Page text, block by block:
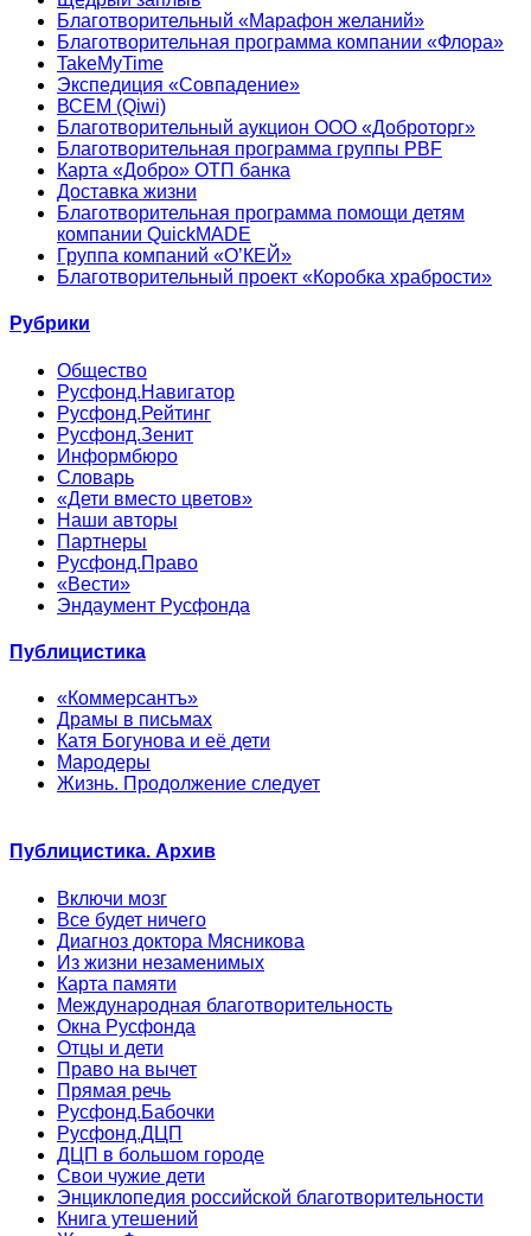
Благотворительный «Марафон желаний»
Благотворительная программа компании «Флора»
TakeMyTime
Экспедиция «Совпадение»
ВСЕМ (Qiwi)
Благотворительный аукцион ООО «Доброторг»
Благотворительная программа группы PBF
Карта «Добро» ОТП банка
Доставка жизни
Благотворительная программа помощи детям
компании QuickMADE
Группа компаний «О’КЕЙ»
Благотворительный проект «Коробка храбрости»
Рубрики
Общество
Русфонд.Навигатор
Русфонд.Рейтинг
Русфонд.Зенит
Информбюро
Словарь
«Дети вместо цветов»
Наши авторы
Партнеры
Русфонд.Право
«Вести»
Эндаумент Русфонда
Публицистика
«Коммерсантъ»
Драмы в письмах
Катя Богунова и её дети
Мародеры
Жизнь. Продолжение следует
Публицистика. Архив
Включи мозг
Все будет ничего
Диагноз доктора Мясникова
Из жизни незаменимых
Карта памяти
Международная благотворительность
Окна Русфонда
Отцы и дети
Право на вычет
Прямая речь
Русфонд.Бабочки
Русфонд.ДЦП
ДЦП в большом городе
Свои чужие дети
Энциклопедия российской благотворительности
Книга утешений